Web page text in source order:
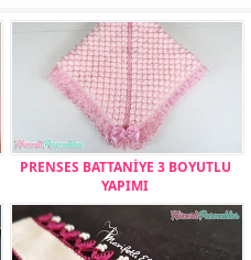
PRENSES BATTANİYE 3 BOYUTLU
YAPIMI